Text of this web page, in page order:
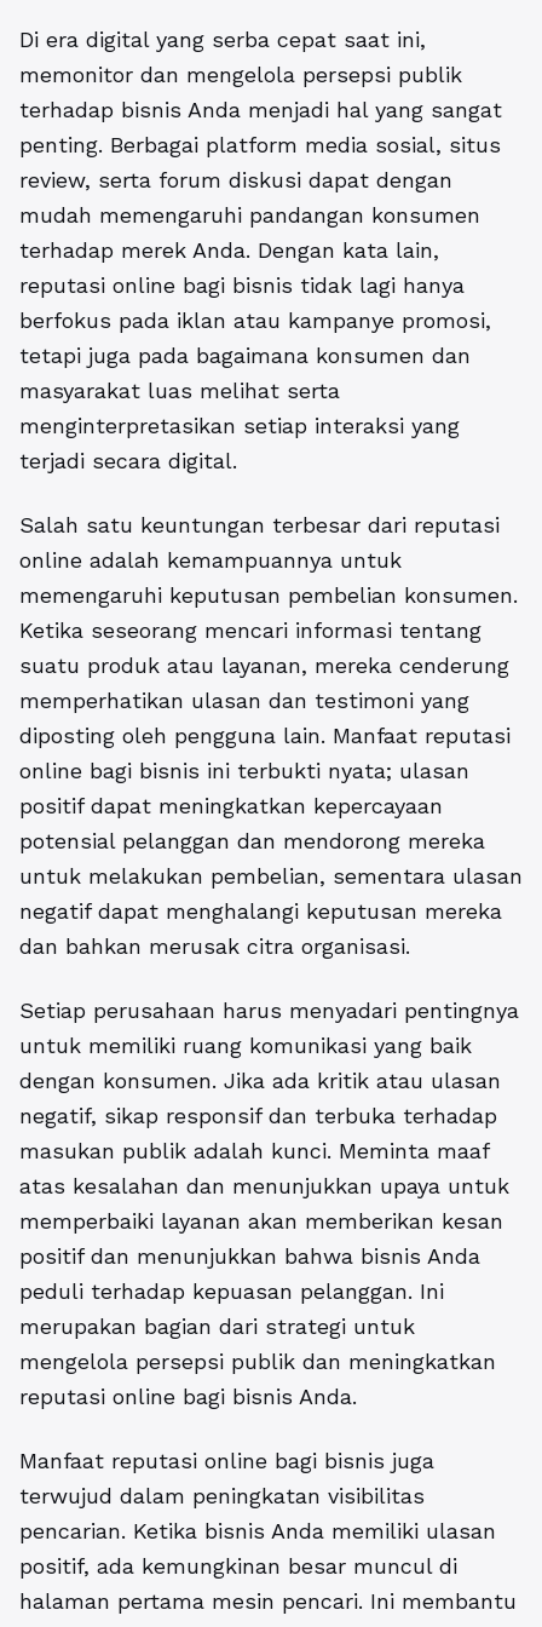
Di era digital yang serba cepat saat ini,
memonitor dan mengelola persepsi publik
terhadap bisnis Anda menjadi hal yang sangat
penting. Berbagai platform media sosial, situs
review, serta forum diskusi dapat dengan
mudah memengaruhi pandangan konsumen
terhadap merek Anda. Dengan kata lain,
reputasi online bagi bisnis tidak lagi hanya
berfokus pada iklan atau kampanye promosi,
tetapi juga pada bagaimana konsumen dan
masyarakat luas melihat serta
menginterpretasikan setiap interaksi yang
terjadi secara digital.
Salah satu keuntungan terbesar dari reputasi
online adalah kemampuannya untuk
memengaruhi keputusan pembelian konsumen.
Ketika seseorang mencari informasi tentang
suatu produk atau layanan, mereka cenderung
memperhatikan ulasan dan testimoni yang
diposting oleh pengguna lain. Manfaat reputasi
online bagi bisnis ini terbukti nyata; ulasan
positif dapat meningkatkan kepercayaan
potensial pelanggan dan mendorong mereka
untuk melakukan pembelian, sementara ulasan
negatif dapat menghalangi keputusan mereka
dan bahkan merusak citra organisasi.
Setiap perusahaan harus menyadari pentingnya
untuk memiliki ruang komunikasi yang baik
dengan konsumen. Jika ada kritik atau ulasan
negatif, sikap responsif dan terbuka terhadap
masukan publik adalah kunci. Meminta maaf
atas kesalahan dan menunjukkan upaya untuk
memperbaiki layanan akan memberikan kesan
positif dan menunjukkan bahwa bisnis Anda
peduli terhadap kepuasan pelanggan. Ini
merupakan bagian dari strategi untuk
mengelola persepsi publik dan meningkatkan
reputasi online bagi bisnis Anda.
Manfaat reputasi online bagi bisnis juga
terwujud dalam peningkatan visibilitas
pencarian. Ketika bisnis Anda memiliki ulasan
positif, ada kemungkinan besar muncul di
halaman pertama mesin pencari. Ini membantu